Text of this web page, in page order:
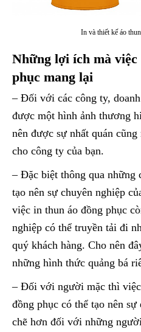
In và thiết kế áo
Những lợi ích mà
phục mang lại
– Đối với các công ty,
được một hình ảnh thương
nên được sự nhất quán
cho công ty của bạn.
– Đặc biệt thông qua những
tạo nên sự chuyên nghiệp
việc in thun áo đồng phục
nghiệp có thể truyền tải đi
quý khách hàng. Cho nên
những hình thức quảng bá
– Đối với người mặc thì
đồng phục có thể tạo nên
chẽ hơn đối với những